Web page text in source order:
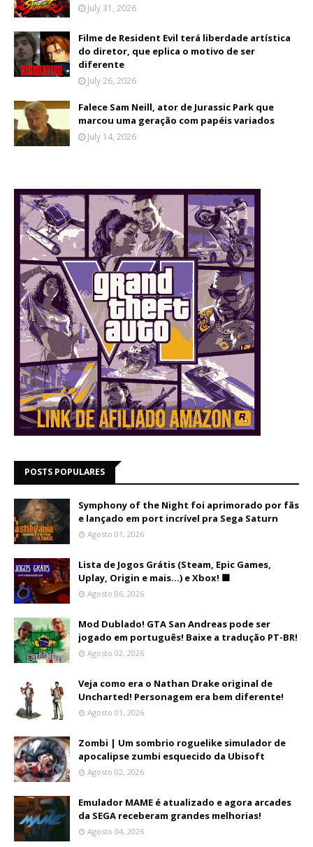
July 31, 2026
Filme de Resident Evil terá liberdade artística
do diretor, que eplica o motivo de ser
diferente
July 26, 2026
Falece Sam Neill, ator de Jurassic Park que
marcou uma geração com papéis variados
July 14, 2026
POSTS POPULARES
Symphony of the Night foi aprimorado por fãs
e lançado em port incrível pra Sega Saturn
Agosto 01, 2026
Lista de Jogos Grátis (Steam, Epic Games,
Uplay, Origin e mais...) e Xbox! 🟩
Agosto 06, 2026
Mod Dublado! GTA San Andreas pode ser
jogado em português! Baixe a tradução PT-BR!
Agosto 02, 2026
Veja como era o Nathan Drake original de
Uncharted! Personagem era bem diferente!
Agosto 01, 2026
Zombi | Um sombrio roguelike simulador de
apocalipse zumbi esquecido da Ubisoft
Agosto 02, 2026
Emulador MAME é atualizado e agora arcades
da SEGA receberam grandes melhorias!
Agosto 04, 2026